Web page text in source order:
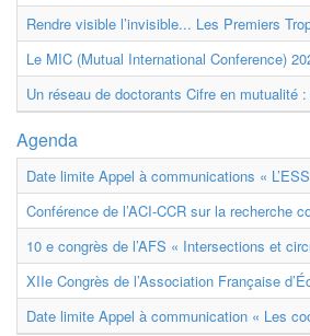
Rendre visible l’invisible... Les Premiers
Le MIC (Mutual International Conference)
Un réseau de doctorants Cifre en mutualité
Agenda
Date limite Appel à communications «
Conférence de l’ACI-CCR sur la recherche
10 e congrès de l’AFS « Intersections et
XIIe Congrès de l’Association Française
Date limite Appel à communication « Les